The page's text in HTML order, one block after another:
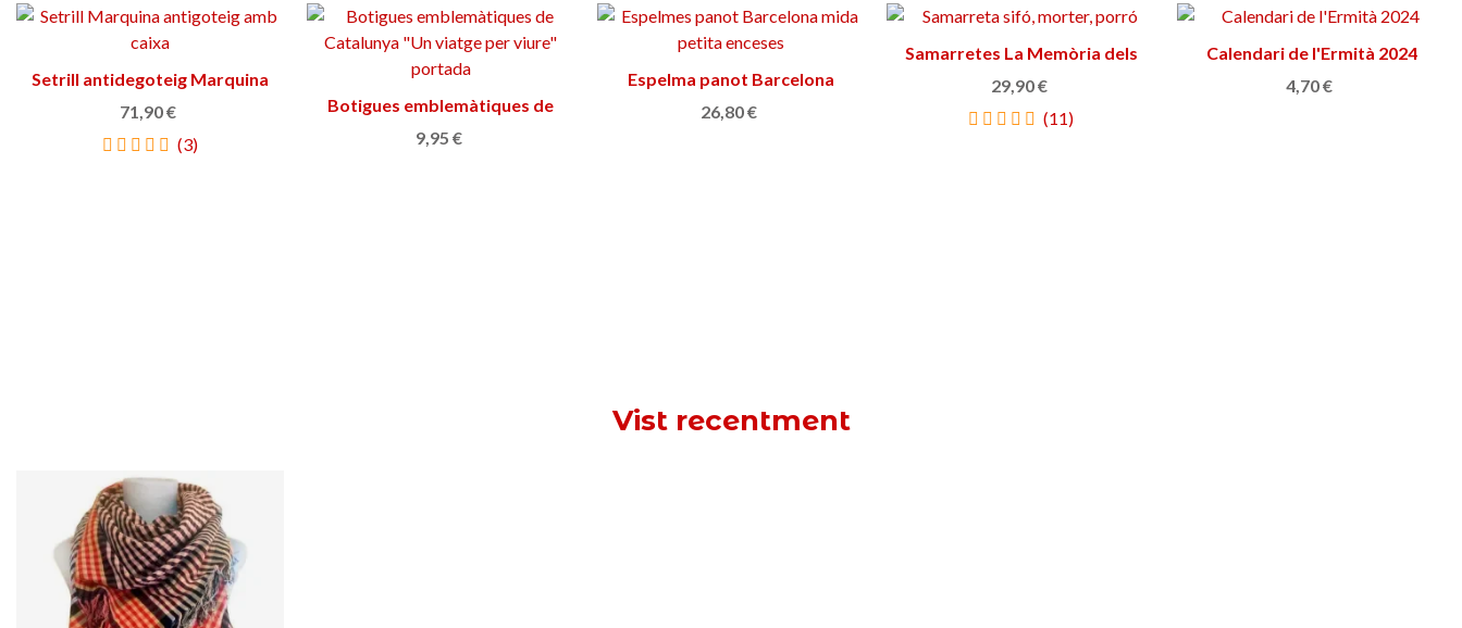
Triar opció
Setrill antidegoteig Marquina
71,90 €
(3)
Triar opció
Botigues emblemàtiques de
Catalunya
9,95 €
Triar opció
Espelma panot Barcelona
26,80 €
Triar opció
Samarretes La Memòria dels
Objectes
29,90 €
(11)
Afegir a la cistella
Calendari de l'Ermità 2024
4,70 €
Vist recentment